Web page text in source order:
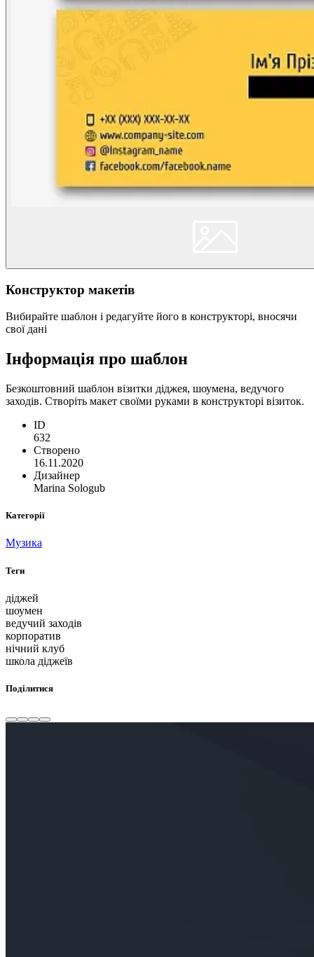
Конструктор макетів
Вибирайте шаблон і редагуйте його в конструкторі, вносячи
свої дані
Інформація про шаблон
Безкоштовний шаблон візитки діджея, шоумена, ведучого
заходів. Створіть макет своїми руками в конструкторі візиток.
ID
632
Створено
16.11.2020
Дизайнер
Marina Sologub
Категорії
Музика
Теги
діджей
шоумен
ведучий заходів
корпоратив
нічний клуб
школа діджеїв
Поділитися